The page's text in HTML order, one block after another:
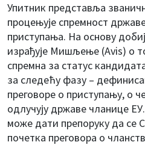
Упитник представља
процењује спремност
приступања. На основу
израђује Мишљење (Avis) о
спремна за статус
за следећу фазу –
преговоре о приступању, о
одлучују државе чланице
може дати препоруку да се
почетка преговора о